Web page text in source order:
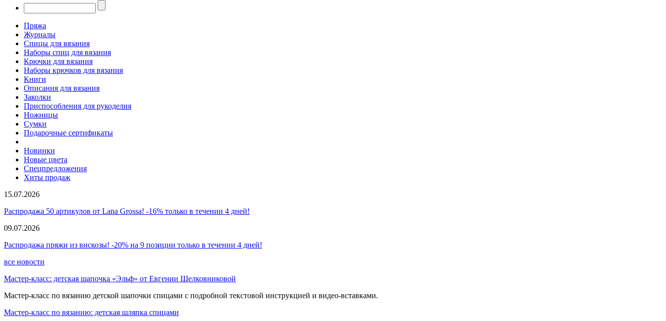
Пряжа
Журналы
Спицы для вязания
Наборы спиц для вязания
Крючки для вязания
Наборы крючков для вязания
Книги
Описания для вязания
Заколки
Приспособления для рукоделия
Ножницы
Сумки
Подарочные сертификаты
Новинки
Новые цвета
Спецпредложения
Хиты продаж
15.07.2026
Распродажа 50 артикулов от Lana Grossa! -16% только в течении 4 дней!
09.07.2026
Распродажа пряжи из вискозы! -20% на 9 позиции только в течении 4 дней!
все новости
Мастер-класс: детская шапочка «Эльф» от Евгении Шелковниковой
Мастер-класс по вязанию детской шапочки спицами с подробной текстовой инструкцией и видео-вставками.
Мастер-класс по вязанию: детская шляпка спицами